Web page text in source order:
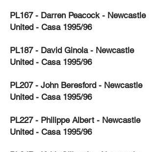
PL167 - Darren Peacock - Newcastle
United - Casa 1995/96
PL187 - David Ginola - Newcastle
United - Casa 1995/96
PL207 - John Beresford - Newcastle
United - Casa 1995/96
PL227 - Philippe Albert - Newcastle
United - Casa 1995/96